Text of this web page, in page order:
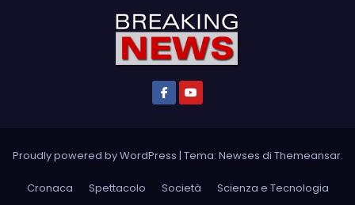
Proudly powered by WordPress | Tema: Newses di Themeansar.
Cronaca Spettacolo Società Scienza e Tecnologia